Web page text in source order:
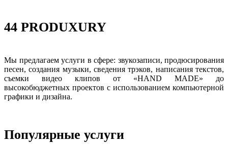
44 PRODUXURY
Мы предлагаем услуги в сфере: звукозаписи, продюсирования
песен, создания музыки, сведения трэков, написания текстов,
съемки видео клипов от «HAND MADE» до
высокобюджетных проектов с использованием компьютерной
графики и дизайна.
Популярные услуги